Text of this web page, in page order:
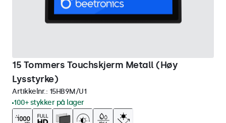
15 Tommers Touchskjerm Metall (Høy
Lysstyrke)
Artikkelnr.: 15HB9M/U1
100+ stykker på lager